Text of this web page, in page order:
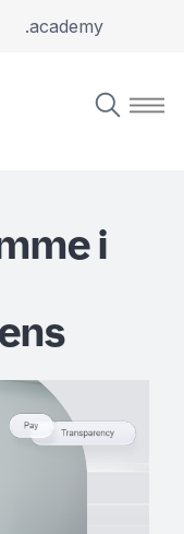
.academy
i